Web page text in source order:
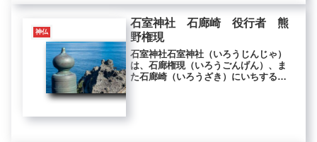
神仏
石室神社 石廊崎 役行者 熊
野権現
石室神社石室神社（いろうじんじゃ）
は、石廊権現（いろうごんげん）、ま
た石廊崎（いろうざき）にいちするの